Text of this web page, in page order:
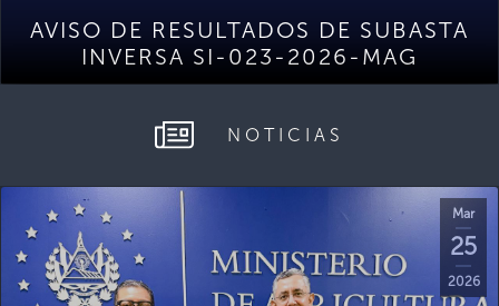
AVISO DE RESULTADOS DE SUBASTA
INVERSA SI-023-2026-MAG
NOTICIAS
Mar
25
2026